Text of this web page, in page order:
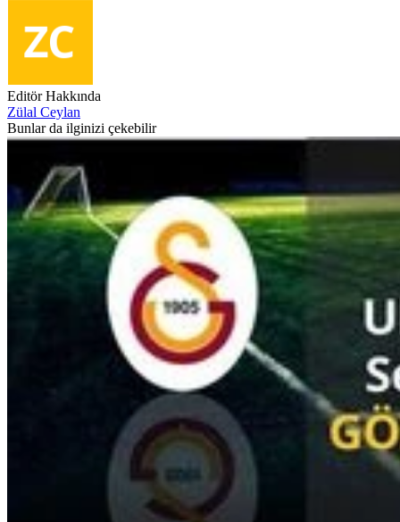
Editör Hakkında
Zülal Ceylan
Bunlar da ilginizi çekebilir